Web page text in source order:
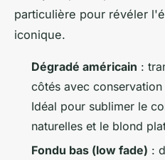
particulière pour révéler
iconique.
Dégradé américain :
côtés avec
Idéal pour sublimer le
naturelles et le blond
Fondu bas (low fade) :